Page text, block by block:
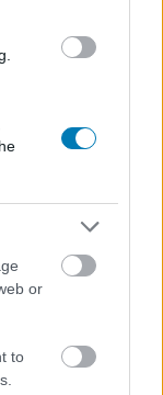
or
to
az indie
a piactér,
fel érte.
az indie szcéna
nem mindenkit
csak egy-két